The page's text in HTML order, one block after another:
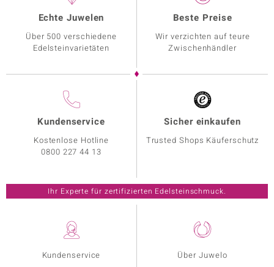
Kundenservice
Über Juwelo
Echte Juwelen
Über 500 verschiedene
Edelsteinvarietäten
Beste Preise
Wir verzichten auf teure
Zwischenhändler
Kundenservice
Kostenlose Hotline
0800 227 44 13
Sicher einkaufen
Trusted Shops Käuferschutz
Ihr Experte für zertifizierten Edelsteinschmuck.